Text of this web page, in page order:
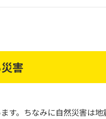
害
す。ちなみに自然災害は